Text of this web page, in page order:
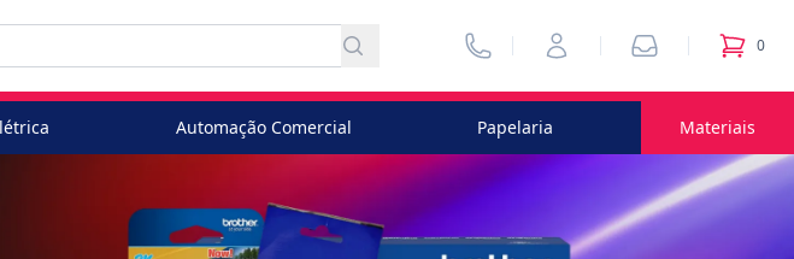
VendedoresMinha ContaPedidos 0
itens
Automação Comercial Papelaria Materiais